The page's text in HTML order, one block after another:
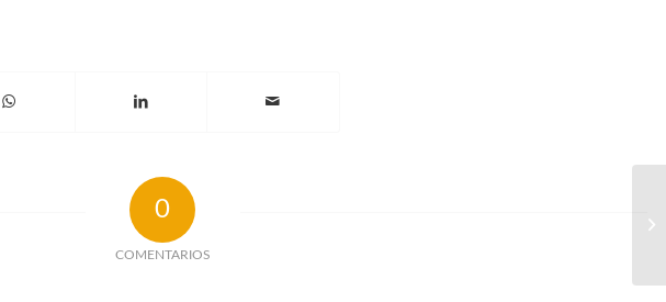
0
COMENTARIOS